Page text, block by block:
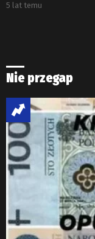
5 lat temu
Nie przegap